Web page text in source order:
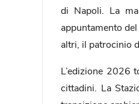
di Napoli. La
appuntamento
altri, il patrocinio
L’edizione 2026
cittadini. La